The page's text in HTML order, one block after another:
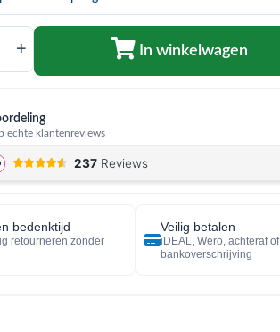
+ In winkelwagen
echte klantenreviews
bedenktijd
retourneren zonder
Veilig betalen
iDEAL, Wero, achteraf of
bankoverschrijving